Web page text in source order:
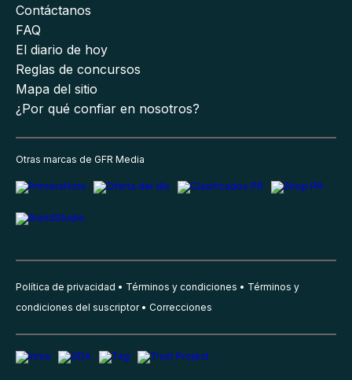
Contáctanos
FAQ
El diario de hoy
Reglas de concursos
Mapa del sitio
¿Por qué confiar en nosotros?
Otras marcas de GFR Media
Política de privacidad Términos y condiciones
Términos y
condiciones del suscriptor
Correcciones